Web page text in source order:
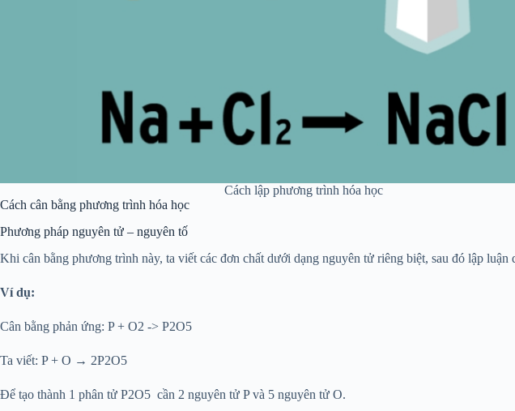
Cách lập phương trình hóa học
Cách cân bằng phương trình hóa học
Phương pháp nguyên tử – nguyên tố
Khi cân bằng phương trình này, ta viết các đơn chất dưới dạng nguyên tử riêng biệt, sau đó lập luận
Ví dụ:
Cân bằng phản ứng: P + O2 -> P2O5
Ta viết: P + O → 2P2O5
Để tạo thành 1 phân tử P2O5 cần 2 nguyên tử P và 5 nguyên tử O.